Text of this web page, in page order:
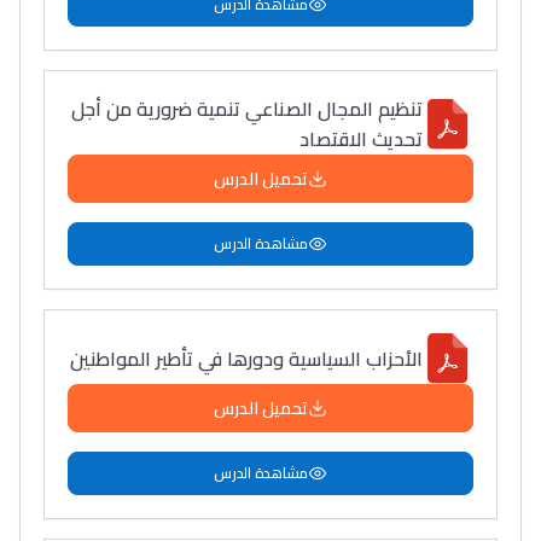
دليل التوجيه
Ki Derti Liha
باش تقدر تساعد الناس
يلقاو التوازن من الدّاخل
ومن الخارج، بشرى
تنظيم المجال الصناعي تنمية ضرورية من أجل
تحديث الاقتصاد
تحميل الدرس
مشاهدة الدرس
الأحزاب السياسية ودورها في تأطير المواطنين
تحميل الدرس
مشاهدة الدرس